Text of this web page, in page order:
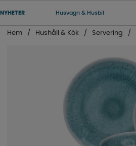
NYHETER Husvagn & Husbil
Hem Hushåll & Kök Servering